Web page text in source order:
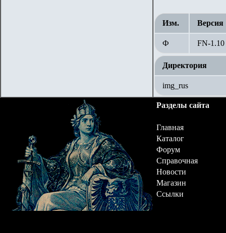
Изм. Версия
Ф FN-1.10
Директория
img_rus
Разделы сайта
Главная
Каталог
Форум
Справочная
Новости
Магазин
Ссылки